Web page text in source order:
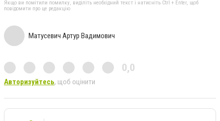
Якщо ви помітили помилку, виділіть необхідний текст і натисніть Ctrl + Enter, щоб
повідомити про це редакцію
Матусевич Артур Вадимович
0,0
Авторизуйтесь, щоб оцінити